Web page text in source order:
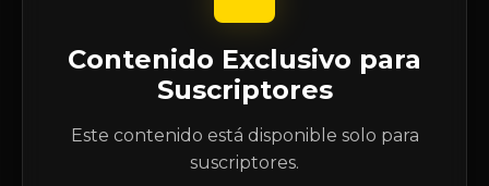
Contenido Exclusivo para
Suscriptores
Este contenido está disponible solo para
suscriptores.